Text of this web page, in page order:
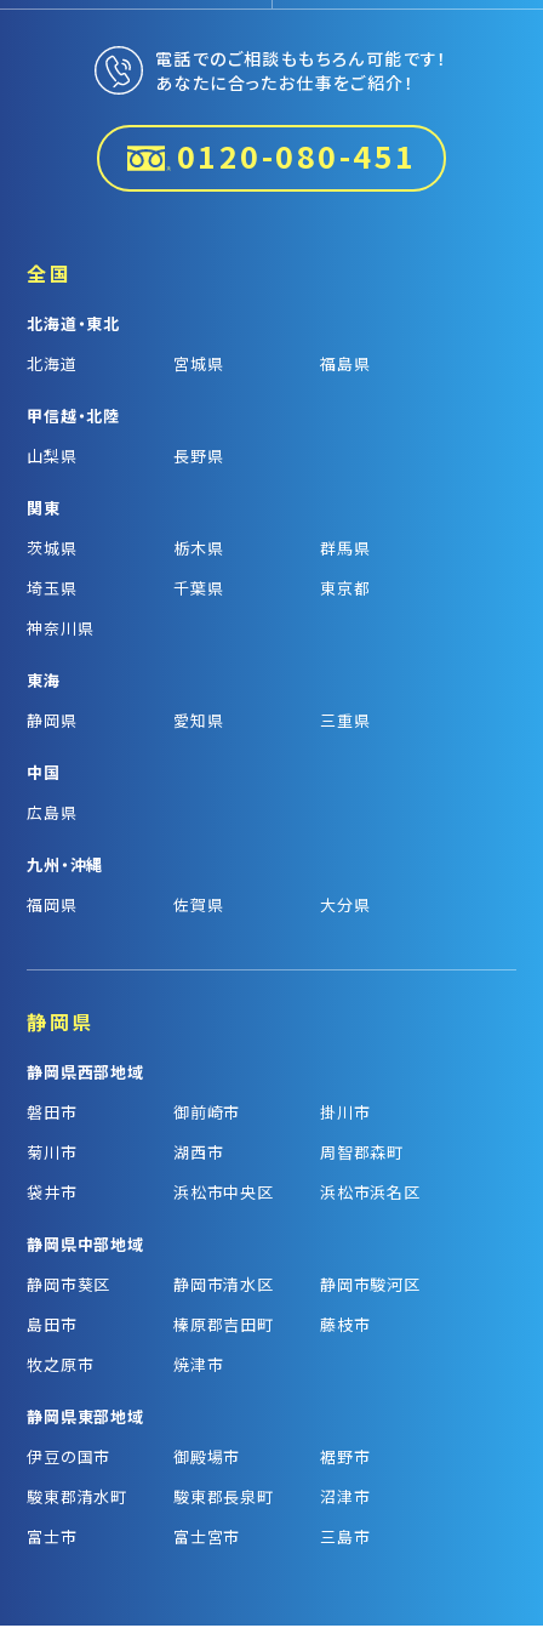
電話でのご相談ももちろん可能です！
あなたに合ったお仕事をご紹介！
0120-080-451
全国
北海道・東北
北海道
宮城県 福島県
甲信越・北陸
山梨県
長野県
関東
茨城県
栃木県
群馬県
埼玉県
千葉県
東京都
神奈川県
東海
静岡県
愛知県 三重県
中国
広島県
九州・沖縄
福岡県
佐賀県 大分県
静岡県
静岡県西部地域
磐田市
御前崎市
掛川市
菊川市
湖西市
周智郡森町
袋井市
浜松市中央区 浜松市浜名区
静岡県中部地域
静岡市葵区
静岡市清水区
静岡市駿河区
島田市
榛原郡吉田町
藤枝市
牧之原市
焼津市
静岡県東部地域
伊豆の国市
御殿場市
裾野市
駿東郡清水町
駿東郡長泉町
沼津市
富士市
富士宮市 三島市